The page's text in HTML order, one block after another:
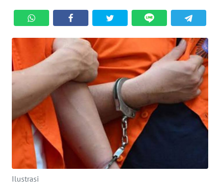
Ilustrasi
KRIMINAL
EKUIN
SAINS-TEKNO
KESEHATAN
INTERNASIONAL
SERBA-SERBI
PENDIDIKAN